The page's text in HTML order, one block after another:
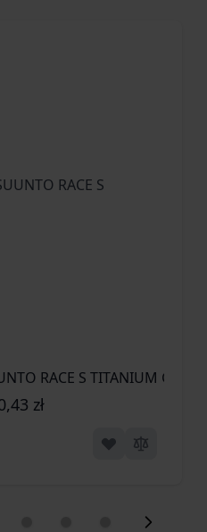
RACE S TITANIUM
zł